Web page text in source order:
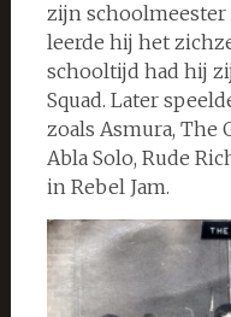
zijn schoolmeester
leerde hij het
schooltijd had hij
Squad. Later
zoals Asmura, The
Abla Solo, Rude
in Rebel Jam.